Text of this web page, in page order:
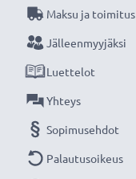
Maksu ja toimitus
Jälleenmyyjäksi
Luettelot
Yhteys
Sopimusehdot
Palautusoikeus